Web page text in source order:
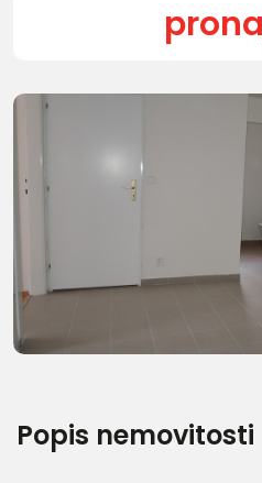
Další
Popis nemovitosti